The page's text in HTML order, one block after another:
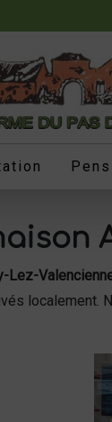
Lez-
localement.